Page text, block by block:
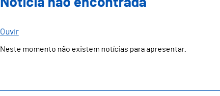
Ouvir
Neste momento não existem notícias para apresentar.